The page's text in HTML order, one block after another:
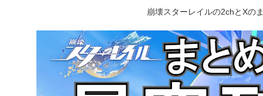
崩壊スターレイルの2chとXの